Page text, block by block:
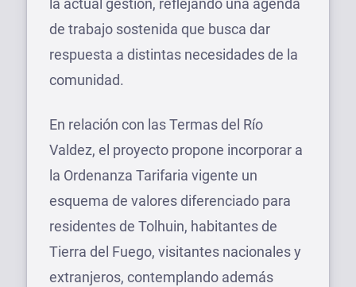
la actual gestión, reflejando una agenda
de trabajo sostenida que busca dar
respuesta a distintas necesidades de la
comunidad.
En relación con las Termas del Río
Valdez, el proyecto propone incorporar a
la Ordenanza Tarifaria vigente un
esquema de valores diferenciado para
residentes de Tolhuin, habitantes de
Tierra del Fuego, visitantes nacionales y
extranjeros, contemplando además